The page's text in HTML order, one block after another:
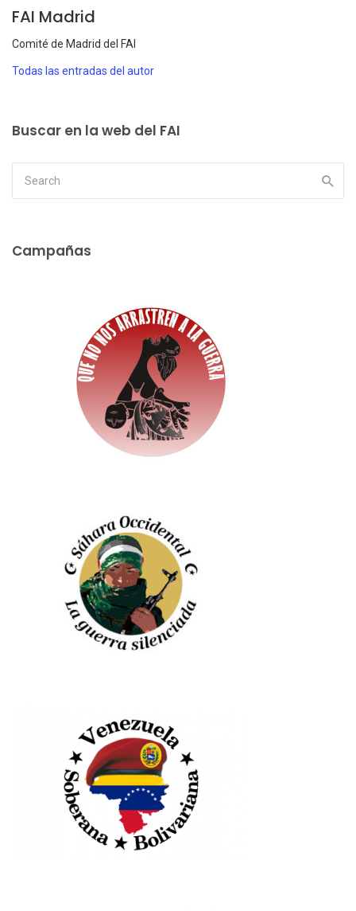
FAI Madrid
Comité de Madrid del FAI
Todas las entradas del autor
Buscar en la web del FAI
Campañas